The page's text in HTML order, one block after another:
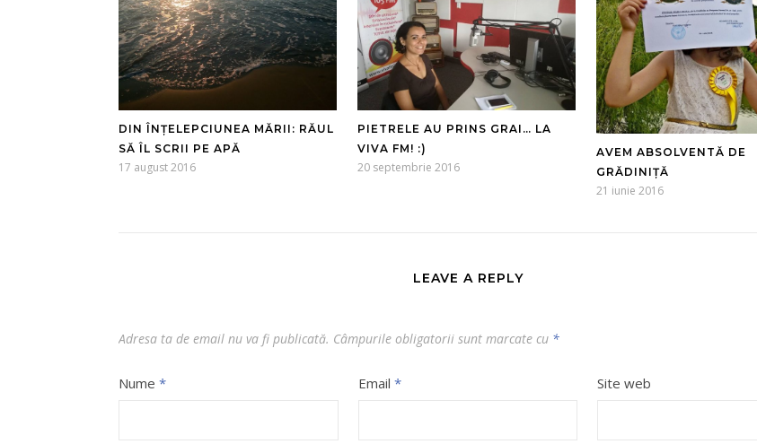
DIN ÎNȚELEPCIUNEA MĂRII: RĂUL
SĂ ÎL SCRII PE APĂ
17 august 2016
PIETRELE AU PRINS GRAI… LA
VIVA FM! :)
20 septembrie 2016
AVEM ABSOLVENTĂ DE
GRĂDINIȚĂ
21 iunie 2016
LEAVE A REPLY
Adresa ta de email nu va fi publicată. Câmpurile obligatorii sunt marcate cu *
Nume * Email * Site web